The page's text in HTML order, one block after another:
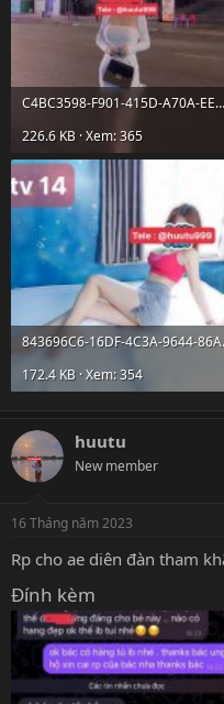
C4BC3598-F901-415D-A70A-EE970F8BACD9.jpeg
226.6 KB · Xem: 365
172.4 KB · Xem: 354
huutu
New member
16 Tháng năm 2023
Rp cho ae diên đàn tham
Đính kèm